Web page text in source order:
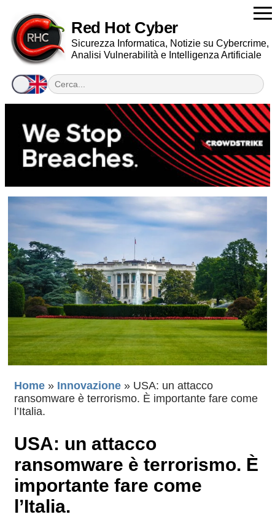
Red Hot Cyber
Sicurezza Informatica, Notizie su Cybercrime,
Analisi Vulnerabilità e Intelligenza Artificiale
Home » Innovazione » USA: un attacco
ransomware è terrorismo. È importante fare come
l’Italia.
USA: un attacco
ransomware è terrorismo. È
importante fare come
l’Italia.